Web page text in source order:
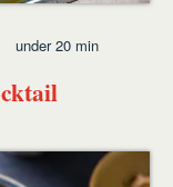
under 20 min